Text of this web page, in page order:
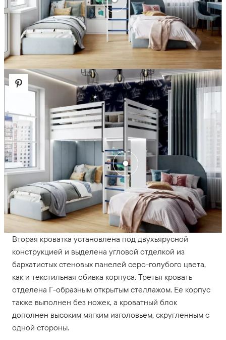
Вторая кроватка установлена под двухъярусной
конструкцией и выделена угловой отделкой из
бархатистых стеновых панелей серо-голубого цвета,
как и текстильная обивка корпуса. Третья кровать
отделена Г-образным открытым стеллажом. Ее корпус
также выполнен без ножек, а кроватный блок
дополнен высоким мягким изголовьем, скругленным с
одной стороны.